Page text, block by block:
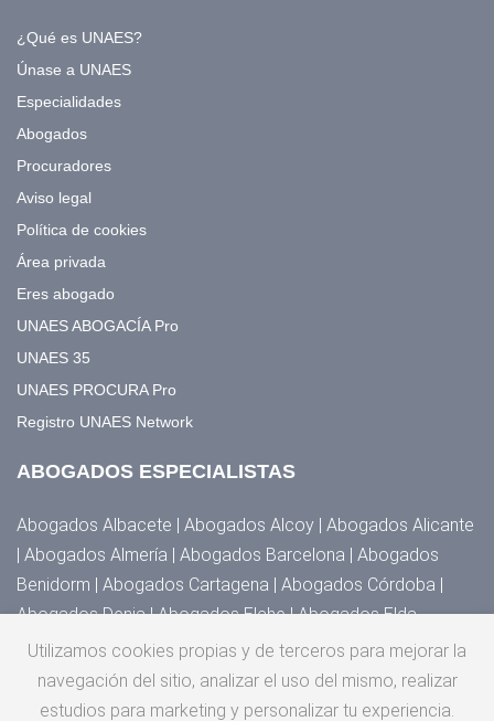
¿Qué es UNAES?
Únase a UNAES
Especialidades
Abogados
Procuradores
Aviso legal
Política de cookies
Área privada
Eres abogado
UNAES ABOGACÍA Pro
UNAES 35
UNAES PROCURA Pro
Registro UNAES Network
ABOGADOS ESPECIALISTAS
Abogados Albacete | Abogados Alcoy | Abogados Alicante
| Abogados Almería | Abogados Barcelona | Abogados
Benidorm | Abogados Cartagena | Abogados Córdoba |
Abogados Denia | Abogados Elche | Abogados Elda,
Novelda y Villena | Abogados Granada | Abogados Huesca |
Abogados Jaén | Abogados Madrid | Abogados Málaga |
Abogados Murcia | Abogados Orihuela, Torrevieja y
Utilizamos cookies propias y de terceros para mejorar la
navegación del sitio, analizar el uso del mismo, realizar
estudios para marketing y personalizar tu experiencia.